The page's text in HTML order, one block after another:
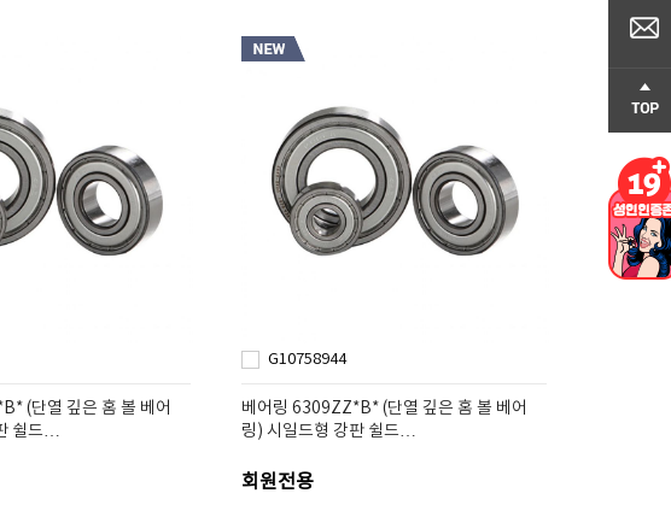
(단열 깊은 홈 볼 베어
쉴드…
G10758944
베어링 6309ZZ*B* (단열 깊은 홈 볼 베어
링) 시일드형 강판 쉴드…
회원전용